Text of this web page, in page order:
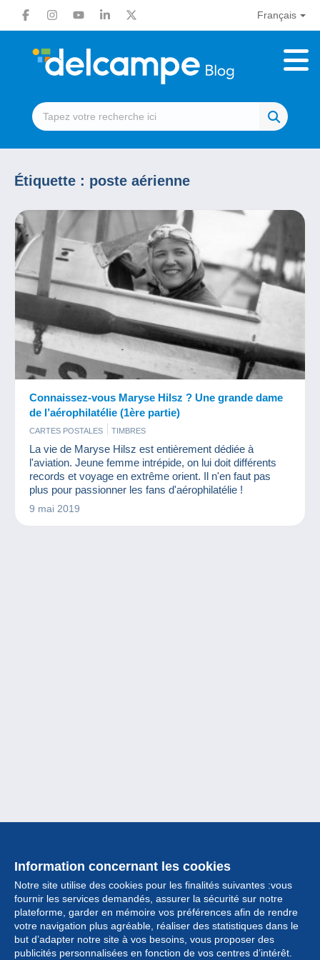
Français
Étiquette : poste aérienne
Connaissez-vous Maryse Hilsz ? Une grande dame
de l’aérophilatélie (1ère partie)
CARTES POSTALES TIMBRES
La vie de Maryse Hilsz est entièrement dédiée à
l'aviation. Jeune femme intrépide, on lui doit différents
records et voyage en extrême orient. Il n'en faut pas
plus pour passionner les fans d'aérophilatélie !
9 mai 2019
Information concernant les cookies
Notre site utilise des cookies pour les finalités suivantes :vous
fournir les services demandés, assurer la sécurité sur notre
plateforme, garder en mémoire vos préférences afin de rendre
votre navigation plus agréable, réaliser des statistiques dans le
but d’adapter notre site à vos besoins, vous proposer des
publicités personnalisées en fonction de vos centres d’intérêt.
Collection